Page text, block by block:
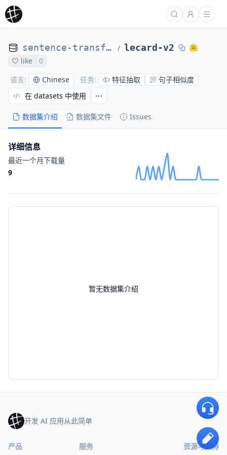
sentence-transformers / lecard-v2
like
0
语言: Chinese 任务: 特征抽取 句子相似度
数据集介绍 数据集文件 Issues
在 datasets 中使用
暂无数据集介绍
详细信息
最近一个月下载量
9
开发 AI 应用从此简单
产品 服务 资源与支持